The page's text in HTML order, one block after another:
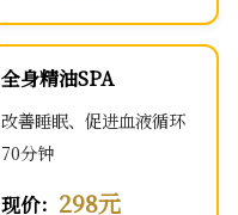
全身精油SPA
改善睡眠、促进血液循环
70分钟
现价： 298元